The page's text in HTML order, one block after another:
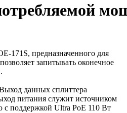
171S, предназначенного для
запитывать оконечное
данных сплиттера
питания служит источником
с поддержкой Ultra PoE 110 Вт